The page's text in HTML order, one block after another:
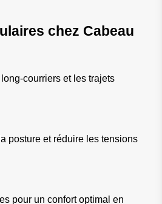
chez Cabeau
courriers et les trajets
posture et réduire les tensions
pour un confort optimal en